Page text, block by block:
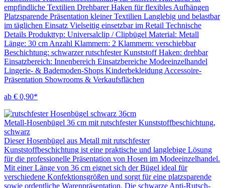
empfindliche Textilien Drehbarer Haken für flexibles Aufhängen
Platzsparende Präsentation kleiner Textilien Langlebig und belastbar
im täglichen Einsatz Vielseitig einsetzbar im Retail Technische
Details Produkttyp: Universalclip / Clipbügel Material: Metall
Länge: 30 cm Anzahl Klammern: 2 Klammern: verschiebbar
Beschichtung: schwarzer rutschfester Kunststoff Haken: drehbar
Einsatzbereich: Innenbereich Einsatzbereiche Modeeinzelhandel
Lingerie- & Bademoden-Shops Kinderbekleidung Accessoire-
Präsentation Showrooms & Verkaufsflächen
ab € 0,90*
Metall-Hosenbügel 36 cm mit rutschfester Kunststoffbeschichtung,
schwarz
Dieser Hosenbügel aus Metall mit rutschfester
Kunststoffbeschichtung ist eine praktische und langlebige Lösung
für die professionelle Präsentation von Hosen im Modeeinzelhandel.
Mit einer Länge von 36 cm eignet sich der Bügel ideal für
verschiedene Konfektionsgrößen und sorgt für eine platzsparende
sowie ordentliche Warenpräsentation. Die schwarze Anti-Rutsch-